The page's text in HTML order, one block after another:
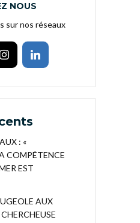
NOUS
sur nos réseaux
: «
COMPÉTENCE
EST
AUX